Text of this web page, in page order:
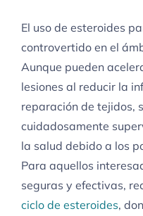
El uso de esteroides
controvertido en el
Aunque pueden
lesiones al reducir la
reparación de tejidos,
cuidadosamente
la salud debido a los
Para aquellos
seguras y efectivas,
ciclo de esteroides,